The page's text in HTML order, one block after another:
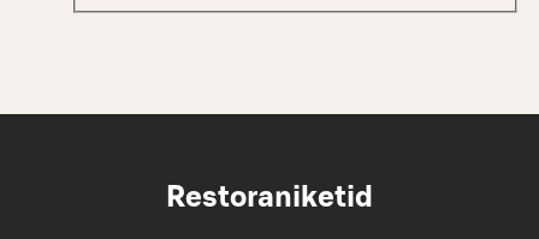
Restoraniketid